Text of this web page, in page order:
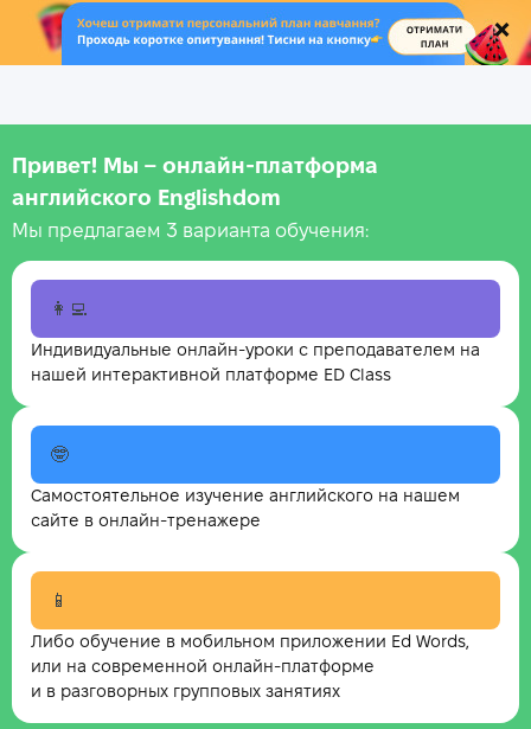
.
Привет! Мы – онлайн‑платформа
английского Englishdom
Мы предлагаем 3 варианта обучения:
👩‍💻
Индивидуальные онлайн-уроки с преподавателем на
нашей интерактивной платформе ED Class
🤓
Самостоятельное изучение английского на нашем
сайте в онлайн-тренажере
📱
Либо обучение в мобильном приложении Ed Words,
или на современной онлайн-платформе
и в разговорных групповых занятиях